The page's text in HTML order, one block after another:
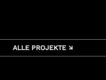
ALLE PROJEKTE ↘